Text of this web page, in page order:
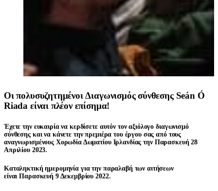
Οι πολυσυζητημένοιΔιαγωνισμός σύνθεσης Seán Ó
Riada είναι πλέον επίσημα!
Έχετε την ευκαιρία να κερδίσετε αυτόν τον αξιόλογο διαγωνισμό
σύνθεσης και να κάνετε την πρεμιέρα του έργου σας από τους
αναγνωρισμένους Χορωδία Δωματίου Ιρλανδίας την Παρασκευή 28
Απριλίου 2023.
Καταληκτική ημερομηνία για την παραλαβή των αιτήσεων
είναιΠαρασκευή 9 Δεκεμβρίου 2022.